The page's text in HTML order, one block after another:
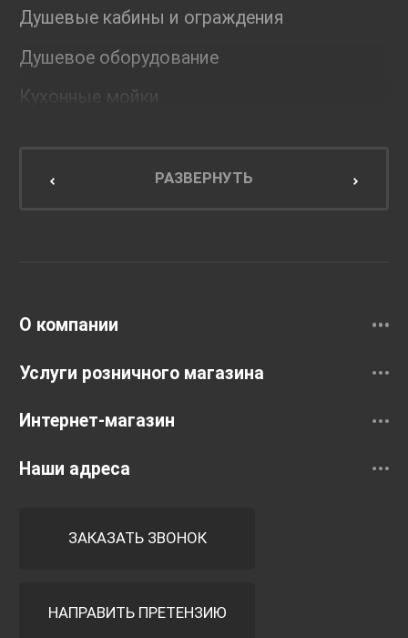
Душевые кабины и ограждения
Душевое оборудование
Кухонные мойки
Мебель для кухниРАЗВЕРНУТЬ
О компании
Услуги розничного магазина
Интернет-магазин
Наши адреса
ЗАКАЗАТЬ ЗВОНОК
НАПРАВИТЬ ПРЕТЕНЗИЮ